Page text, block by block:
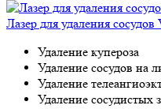
Лазер для удаления сосудов
Удаление купероза
Удаление сосудов на
Удаление
Удаление сосудистых